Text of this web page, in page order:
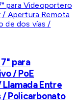
para
/ PoE
Entre
/ Policarbonato